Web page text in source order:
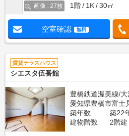
画像 : 27枚
1階
1K 30㎡
空室確認 無料
賃貸テラスハウス
シエスタ伍番館
豊橋鉄道渥美線/
愛知県豊橋市富士
築年数
築22
建物階数
2階建